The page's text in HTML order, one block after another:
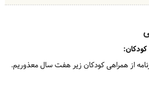
از همراهی کودکان زیر هفت سال معذوریم.